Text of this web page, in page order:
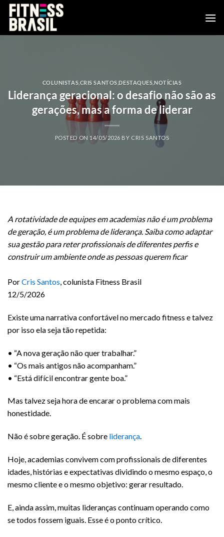
Skip
content
COLUNISTAS CRIS SANTOS ,DESTAQUES ,NOTÍCIAS
Liderança geracional: o desafio não são as
gerações, mas a forma de liderar
POSTED ON14/05/2026 BY CRIS SANTOS
A rotatividade de equipes em academias não é um problema
de geração, é um problema de liderança. Saiba como adaptar
sua gestão para reter profissionais de diferentes perfis e
construir um ambiente onde as pessoas querem ficar
PorCris Santos, colunista Fitness Brasil
12/5/2026
Existe uma narrativa confortável no mercado fitness e talvez
por isso ela seja tão repetida:
•⁠ ⁠“A nova geração não quer trabalhar.”
•⁠ ⁠“Os mais antigos não acompanham.”
•⁠ ⁠“Está difícil encontrar gente boa.”
Mas talvez seja hora de encarar o problema com mais
honestidade.
Não é sobre geração. É sobre liderança.
Hoje, academias convivem com profissionais de diferentes
idades, histórias e expectativas dividindo o mesmo espaço, o
mesmo cliente e o mesmo objetivo: gerar resultado.
E, ainda assim, muitas lideranças continuam operando como
se todos fossem iguais. Esse é o ponto crítico.